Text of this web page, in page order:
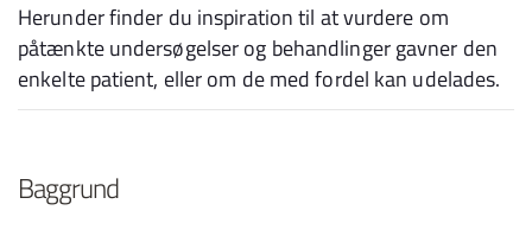
Herunder finder du inspiration til at vurdere om
påtænkte undersøgelser og behandlinger gavner den
enkelte patient, eller om de med fordel kan udelades.
Baggrund